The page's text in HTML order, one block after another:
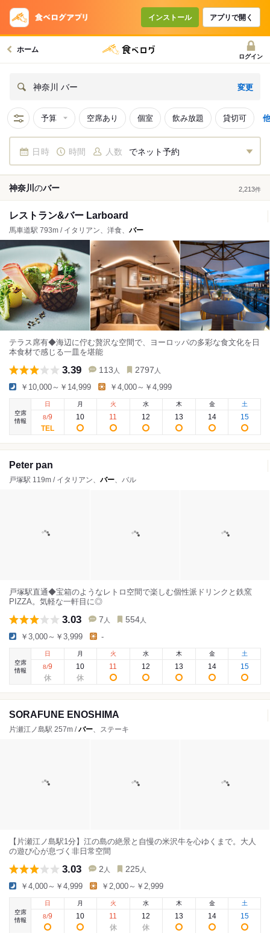
インストール アプリで開く
ホーム
ログイン
神奈川 バー 変更
予算 空席あり 個室 飲み放題 貸切可
日時 時間 人数 でネット予約
神奈川 のバー 2,213件
レストラン&バー Larboard
馬車道駅 793m / イタリアン、洋食、 バー
テラス席有◆海辺に佇む贅沢な空間で、ヨーロッパの多彩な食文化を日
本食材で感じる一皿を堪能
3.39 113 人 2797 人
￥10,000～￥14,999 ￥4,000～￥4,999
空席
情報
日
8/9
月
10
火
11
水
12
木
13
金
14
土
15
Peter pan
戸塚駅 119m / イタリアン、 バー、バル
戸塚駅直通◆宝箱のようなレトロ空間で楽しむ個性派ドリンクと鉄窯
PIZZA。気軽な一軒目に◎
3.03 7 人 554 人
￥3,000～￥3,999 -
空席
情報
日
8/9
月
10
火
11
水
12
木
13
金
14
土
15
SORAFUNE ENOSHIMA
片瀬江ノ島駅 257m /バー、ステーキ
【片瀬江ノ島駅1分】江の島の絶景と自慢の米沢牛を心ゆくまで。大人
の遊び心が息づく非日常空間
3.03 2 人 225 人
￥4,000～￥4,999 ￥2,000～￥2,999
空席
情報
日
8/9
月
10
火
11
水
12
木
13
金
14
土
15